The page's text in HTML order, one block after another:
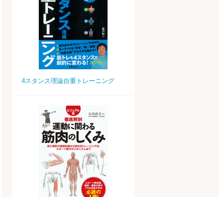
4スタンス理論自重トレーニング